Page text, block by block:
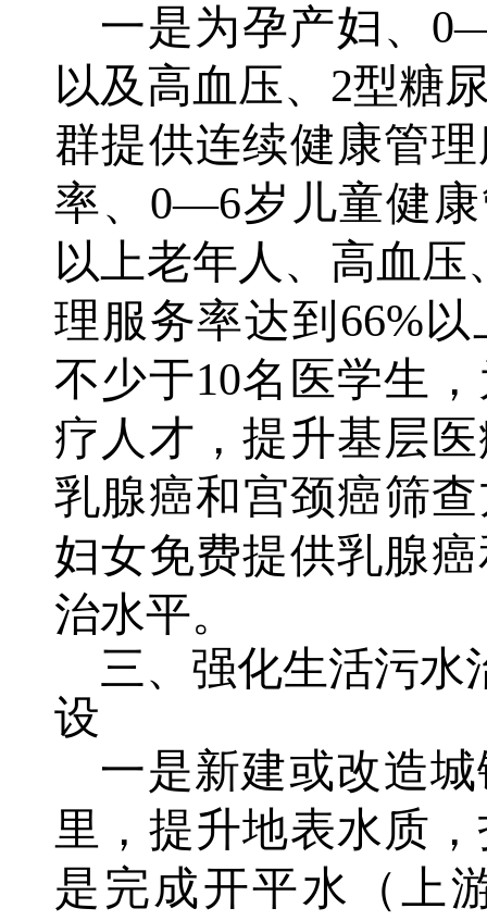
一是为孕产妇、
以及高血压、2型糖
群提供连续健康管
率、0—6岁儿童健康
以上老年人、高血
理服务率达到66%
不少于10名医学生
疗人才，提升基层
乳腺癌和宫颈癌筛
妇女免费提供乳腺
治水平。
三、强化生活污水
设
一是新建或改造
里，提升地表水质
是完成开平水（上